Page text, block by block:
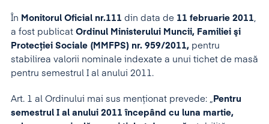
În Monitorul Oficial nr.111 din data de 11 februarie 2011,
a fost publicat Ordinul Ministerului Muncii, Familiei şi
Protecţiei Sociale (MMFPS) nr. 959/2011, pentru
stabilirea valorii nominale indexate a unui tichet de masă
pentru semestrul I al anului 2011.
Art. 1 al Ordinului mai sus menționat prevede: „ Pentru
semestrul I al anului 2011 începând cu luna martie,